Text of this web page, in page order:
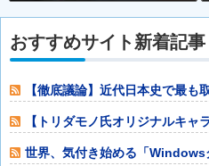
おすすめサイト新着記事
【徹底議論】近代日本史で最も
何？他
【トリダモノ氏オリジナルキ
ん」プラ
世界、気付き始める「